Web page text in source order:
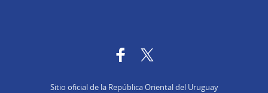
Facebook
Sitio oficial de la República Oriental del Uruguay